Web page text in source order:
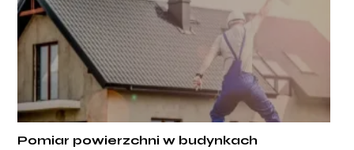
Pomiar powierzchni w budynkach